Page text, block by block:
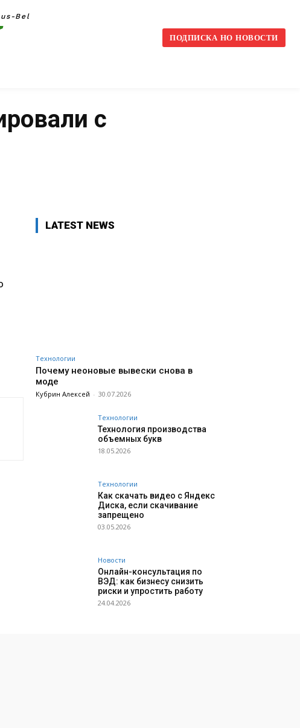
Bel
ПОДПИСКА НО НОВОСТИ
с
LATEST NEWS
Технологии
Почему неоновые вывески снова в
моде
Кубрин Алексей - 30.07.2026
Технологии
Технология производства
объемных букв
18.05.2026
Технологии
Как скачать видео с Яндекс
Диска, если скачивание
запрещено
03.05.2026
Новости
Онлайн-консультация по
ВЭД: как бизнесу снизить
риски и упростить работу
24.04.2026